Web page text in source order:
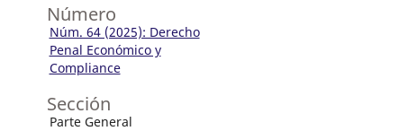
Número
Núm. 64 (2025): Derecho
Penal Económico y
Compliance
Sección
Parte General